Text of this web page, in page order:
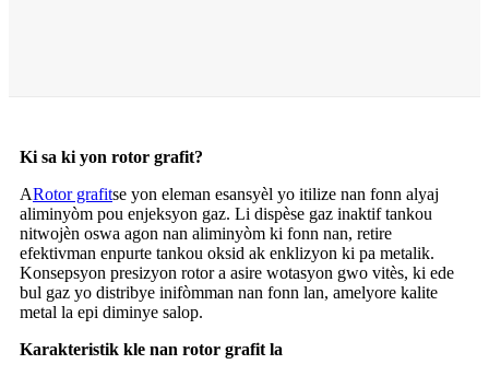
Ki sa ki yon rotor grafit?
ARotor grafitse yon eleman esansyèl yo itilize nan fonn alyaj
aliminyòm pou enjeksyon gaz. Li dispèse gaz inaktif tankou
nitwojèn oswa agon nan aliminyòm ki fonn nan, retire
efektivman enpurte tankou oksid ak enklizyon ki pa metalik.
Konsepsyon presizyon rotor a asire wotasyon gwo vitès, ki ede
bul gaz yo distribye inifòmman nan fonn lan, amelyore kalite
metal la epi diminye salop.
Karakteristik kle nan rotor grafit la